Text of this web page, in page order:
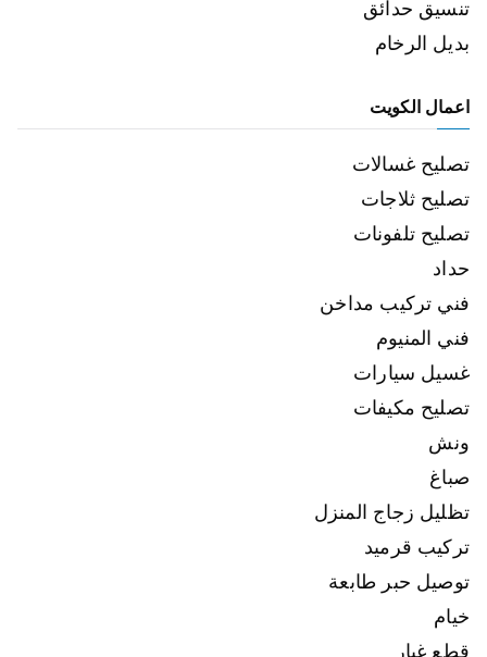
تنسيق حدائق
بديل الرخام
اعمال الكويت
تصليح غسالات
تصليح ثلاجات
تصليح تلفونات
حداد
فني تركيب مداخن
فني المنيوم
غسيل سيارات
تصليح مكيفات
ونش
صباغ
تظليل زجاج المنزل
تركيب قرميد
توصيل حبر طابعة
خيام
قطع غيار